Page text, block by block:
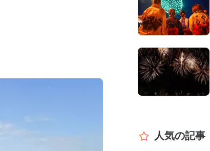
人気の記事